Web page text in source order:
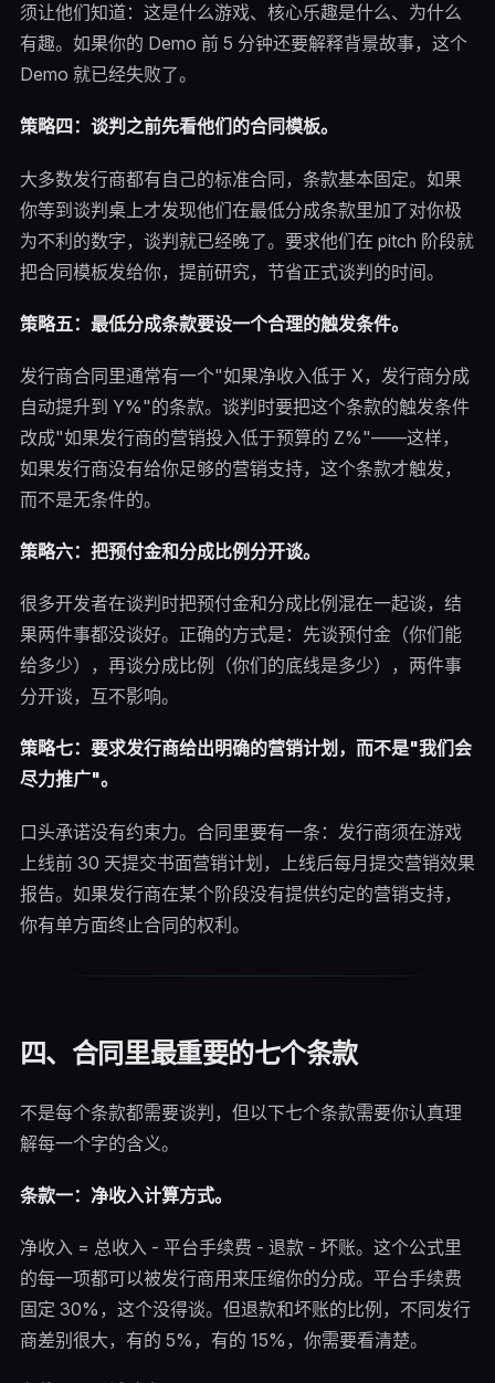
须让他们知道：这是什么游戏、核心乐趣是什么、为什么
有趣。如果你的 Demo 前 5 分钟还要解释背景故事，这个
Demo 就已经失败了。
策略四：谈判之前先看他们的合同模板。
大多数发行商都有自己的标准合同，条款基本固定。如果
你等到谈判桌上才发现他们在最低分成条款里加了对你极
为不利的数字，谈判就已经晚了。要求他们在 pitch 阶段就
把合同模板发给你，提前研究，节省正式谈判的时间。
策略五：最低分成条款要设一个合理的触发条件。
发行商合同里通常有一个"如果净收入低于 X，发行商分成
自动提升到 Y%"的条款。谈判时要把这个条款的触发条件
改成"如果发行商的营销投入低于预算的 Z%"——这样，
如果发行商没有给你足够的营销支持，这个条款才触发，
而不是无条件的。
策略六：把预付金和分成比例分开谈。
很多开发者在谈判时把预付金和分成比例混在一起谈，结
果两件事都没谈好。正确的方式是：先谈预付金（你们能
给多少），再谈分成比例（你们的底线是多少），两件事
分开谈，互不影响。
策略七：要求发行商给出明确的营销计划，而不是"我们会
尽力推广"。
口头承诺没有约束力。合同里要有一条：发行商须在游戏
上线前 30 天提交书面营销计划，上线后每月提交营销效果
报告。如果发行商在某个阶段没有提供约定的营销支持，
你有单方面终止合同的权利。
四、合同里最重要的七个条款
不是每个条款都需要谈判，但以下七个条款需要你认真理
解每一个字的含义。
条款一：净收入计算方式。
净收入 = 总收入 - 平台手续费 - 退款 - 坏账。这个公式里
的每一项都可以被发行商用来压缩你的分成。平台手续费
固定 30%，这个没得谈。但退款和坏账的比例，不同发行
商差别很大，有的 5%，有的 15%，你需要看清楚。